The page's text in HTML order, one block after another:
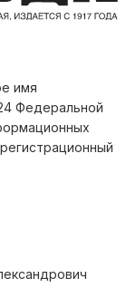
имя
Федеральной